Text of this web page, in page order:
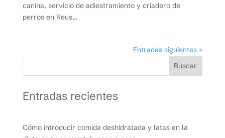
canina, servicio de adiestramiento y criadero de
perros en Reus...
Entradas siguientes »
Buscar
Entradas recientes
Cómo introducir comida deshidratada y latas en la